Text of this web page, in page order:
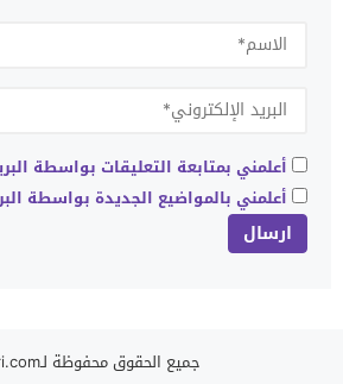
أعلمني بمتابعة التعليقات بواسطة
أعلمني بالمواضيع الجديدة بواسطة
جميع الحقوق محفوظة لـChttari.com